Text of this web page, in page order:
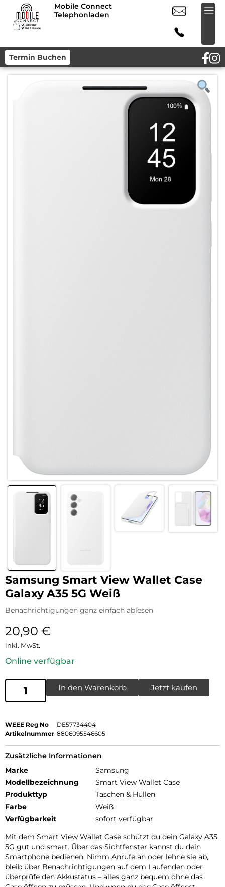
Mobile Connect
Telephonladen
Termin Buchen
Samsung Smart View Wallet Case
Galaxy A35 5G Weiß
Benachrichtigungen ganz einfach ablesen
20,90 €
inkl. MwSt.
Online verfügbar
In den Warenkorb Jetzt kaufen
WEEE Reg No
DE57734404
Artikelnummer 8806095546605
Zusätzliche Informationen
Marke
Samsung
Modellbezeichnung
Smart View Wallet Case
Produkttyp
Taschen & Hüllen
Farbe
Weiß
Verfügbarkeit
sofort verfügbar
Mit dem Smart View Wallet Case schützt du dein Galaxy A35
5G gut und smart. Über das Sichtfenster kannst du dein
Smartphone bedienen. Nimm Anrufe an oder lehne sie ab,
bleib über Benachrichtigungen auf dem Laufenden oder
überprüfe den Akkustatus – alles ganz bequem ohne das